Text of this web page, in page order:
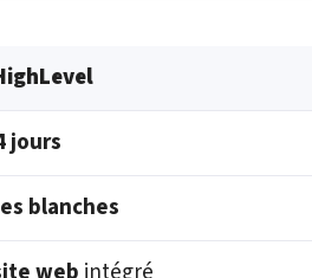
jours
blanches